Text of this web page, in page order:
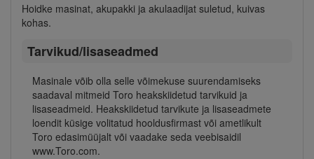
Hoidke masinat, akupakki ja akulaadijat suletud, kuivas
kohas.
Tarvikud/lisaseadmed
Masinale võib olla selle võimekuse suurendamiseks
saadaval mitmeid Toro heakskiidetud tarvikuid ja
lisaseadmeid. Heakskiidetud tarvikute ja lisaseadmete
loendit küsige volitatud hooldusfirmast või ametlikult
Toro edasimüüjalt või vaadake seda veebisaidil
www.Toro.com.